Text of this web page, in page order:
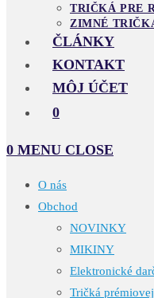
TRIČKÁ PRE
ZIMNÉ
ČLÁNKY
KONTAKT
MÔJ ÚČET
0
0 MENU CLOSE
O nás
Obchod
NOVINKY
MIKINY
Elektronické
Tričká